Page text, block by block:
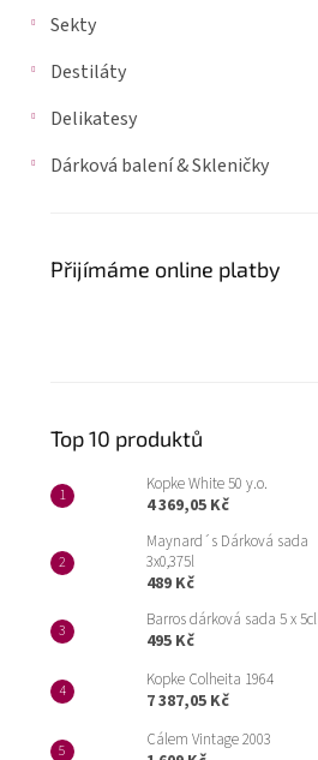
Sekty
Destiláty
Delikatesy
Dárková balení & Skleničky
Přijímáme online platby
Top 10 produktů
Kopke White 50 y.o.
4 369,05 Kč
Maynard´s Dárková sada
3x0,375l
489 Kč
Barros dárková sada 5 x 5cl
495 Kč
Kopke Colheita 1964
7 387,05 Kč
Cálem Vintage 2003